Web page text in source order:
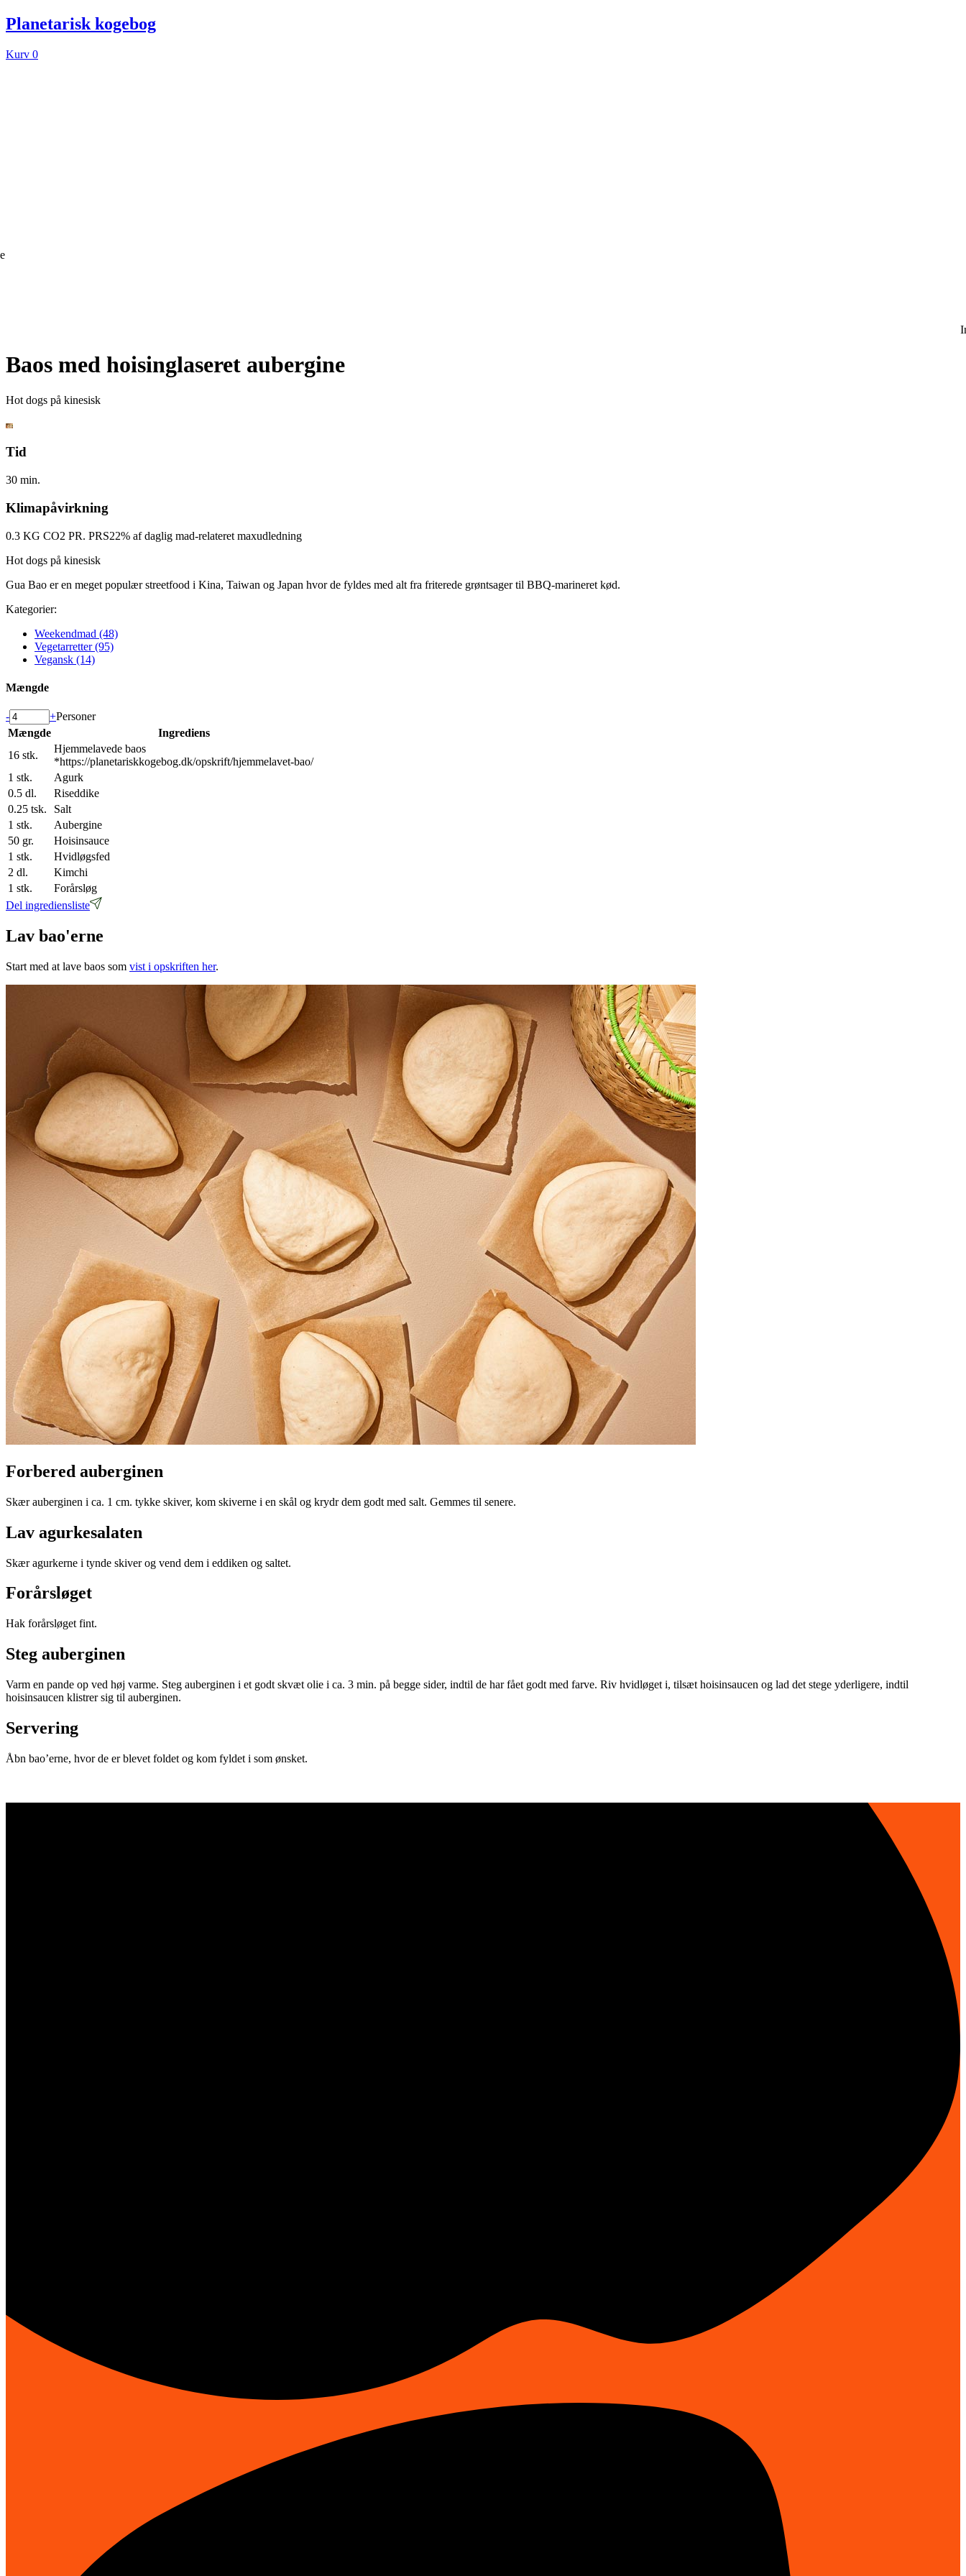
Planetarisk kogebog
Kurv 0
Baos med hoisinglaseret aubergine
Hot dogs på kinesisk
Tid
30 min.
Klimapåvirkning
0.3 KG CO2 PR. PRS22% af daglig mad-relateret maxudledning
Hot dogs på kinesisk
Gua Bao er en meget populær streetfood i Kina, Taiwan og Japan hvor de fyldes med alt fra friterede grøntsager til BBQ-marineret kød.
Kategorier:
Weekendmad (48)
Vegetarretter (95)
Vegansk (14)
Mængde
- +Personer
Mængde
Ingrediens
16 stk.
Hjemmelavede baos
*https://planetariskkogebog.dk/opskrift/hjemmelavet-bao/
1 stk.
Agurk
0.5 dl.
Riseddike
0.25 tsk.
Salt
1 stk.
Aubergine
50 gr.
Hoisinsauce
1 stk.
Hvidløgsfed
2 dl.
Kimchi
1 stk.
Forårsløg
Del ingrediensliste
Lav bao'erne
Start med at lave baos som vist i opskriften her.
Forbered auberginen
Skær auberginen i ca. 1 cm. tykke skiver, kom skiverne i en skål og krydr dem godt med salt. Gemmes til senere.
Lav agurkesalaten
Skær agurkerne i tynde skiver og vend dem i eddiken og saltet.
Forårsløget
Hak forårsløget fint.
Steg auberginen
Varm en pande op ved høj varme. Steg auberginen i et godt skvæt olie i ca. 3 min. på begge sider, indtil de har fået godt med farve. Riv hvidløget i, tilsæt hoisinsaucen og lad det stege yderligere, indtil
hoisinsaucen klistrer sig til auberginen.
Servering
Åbn bao’erne, hvor de er blevet foldet og kom fyldet i som ønsket.